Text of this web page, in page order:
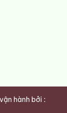
hành bởi :